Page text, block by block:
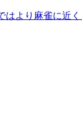
より麻雀に近